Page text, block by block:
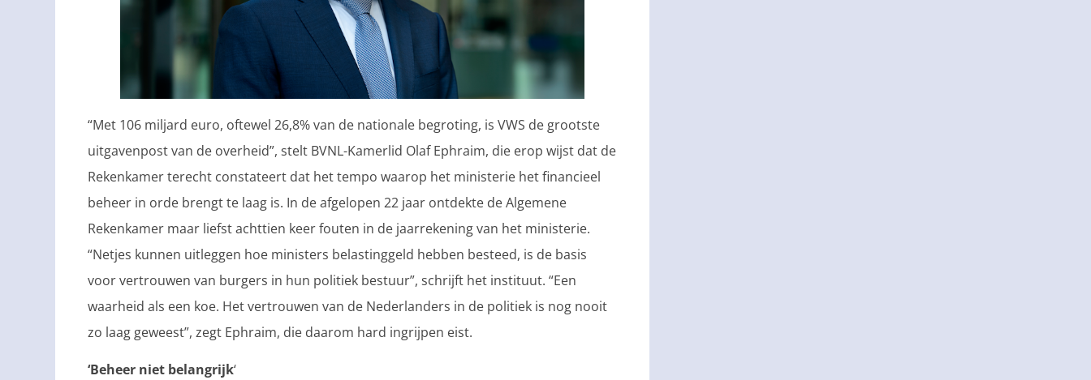
“Met 106 miljard euro, oftewel 26,8% van de nationale begroting, is VWS de grootste
uitgavenpost van de overheid”, stelt BVNL-Kamerlid Olaf Ephraim, die erop wijst dat de
Rekenkamer terecht constateert dat het tempo waarop het ministerie het financieel
beheer in orde brengt te laag is. In de afgelopen 22 jaar ontdekte de Algemene
Rekenkamer maar liefst achttien keer fouten in de jaarrekening van het ministerie.
“Netjes kunnen uitleggen hoe ministers belastinggeld hebben besteed, is de basis
voor vertrouwen van burgers in hun politiek bestuur”, schrijft het instituut. “Een
waarheid als een koe. Het vertrouwen van de Nederlanders in de politiek is nog nooit
zo laag geweest”, zegt Ephraim, die daarom hard ingrijpen eist.
‘Beheer niet belangrijk‘